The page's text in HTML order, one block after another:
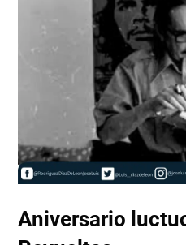
Aniversario